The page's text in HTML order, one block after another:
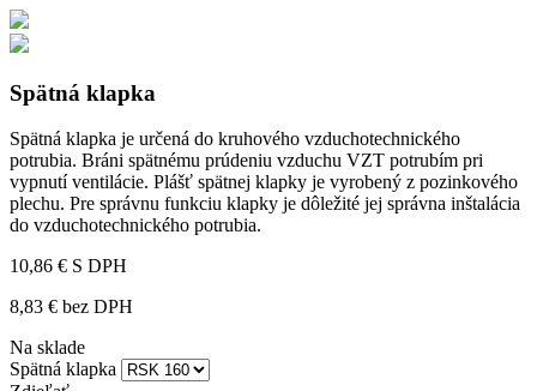
Spätná klapka
Spätná klapka je určená do kruhového vzduchotechnického
potrubia. Bráni spätnému prúdeniu vzduchu VZT potrubím pri
vypnutí ventilácie. Plášť spätnej klapky je vyrobený z pozinkového
plechu. Pre správnu funkciu klapky je dôležité jej správna inštalácia
do vzduchotechnického potrubia.
10,86 € S DPH
8,83 € bez DPH
Na sklade
Spätná klapka